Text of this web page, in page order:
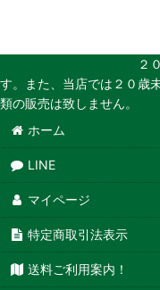
２０歳未満の方
す。また、当店では２０歳
類の販売は致しません。
ホーム
LINE
マイページ
特定商取引法表示
送料ご利用案内！